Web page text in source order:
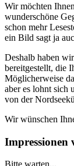
Wir möchten
wunderschöne
schon mehr
ein Bild sagt ja
Deshalb haben
bereitgestellt, die
Möglicherweise
aber es lohnt sich
von der
Wir wünschen
Impressionen